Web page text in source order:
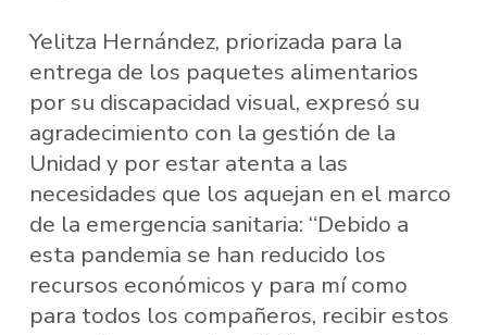
Yelitza Hernández, priorizada para la
entrega de los paquetes alimentarios
por su discapacidad visual, expresó su
agradecimiento con la gestión de la
Unidad y por estar atenta a las
necesidades que los aquejan en el marco
de la emergencia sanitaria: “Debido a
esta pandemia se han reducido los
recursos económicos y para mí como
para todos los compañeros, recibir estos